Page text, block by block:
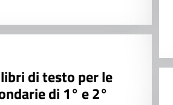
di testo per le
di 1° e 2°